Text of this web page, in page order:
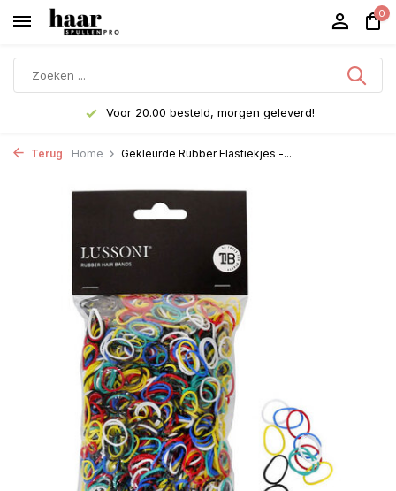
0
Voor 20.00 besteld, morgen geleverd!
Terug Home Gekleurde Rubber Elastiekjes -...